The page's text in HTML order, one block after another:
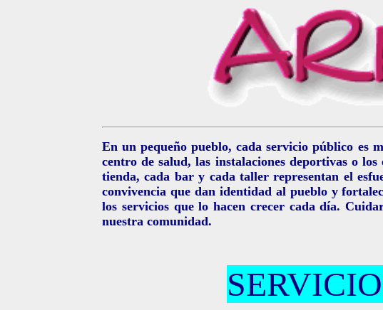
En un pequeño pueblo, cada servicio público es
centro de salud, las instalaciones deportivas o
tienda, cada bar y cada taller representan el
convivencia que dan identidad al pueblo y
los servicios que lo hacen crecer cada día.
nuestra comunidad.